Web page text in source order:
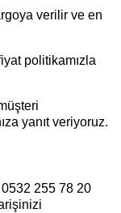
verilir ve en
politikamızla
yanıt veriyoruz.
255 78 20